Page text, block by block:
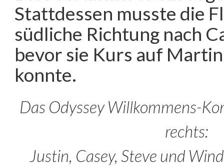
Stattdessen musste die
südliche Richtung nach
bevor sie Kurs auf
konnte.
Das Odyssey Willkommens-
rechts:
Justin, Casey, Steve und